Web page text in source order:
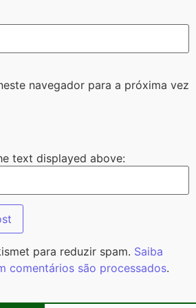
navegador para a próxima vez
text displayed above:
para reduzir spam. Saiba
comentários são processados.